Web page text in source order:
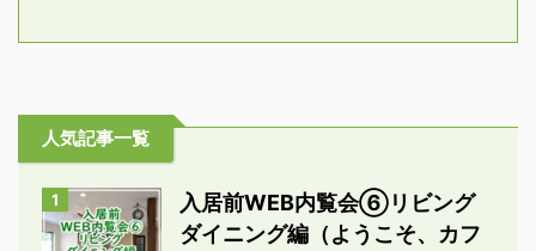
人気記事一覧
1
入居前WEB内覧会⑥リビング
ダイニング編（ようこそ、カフ